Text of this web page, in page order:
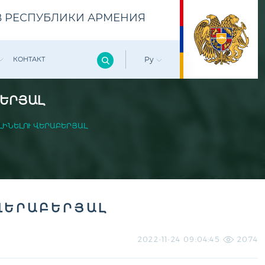
АРМЕНИЯ
КОНТАКТ Ру
ՎԵՐԱԲԵՐՅԱԼ
2022-11-24 09:04:45 2074